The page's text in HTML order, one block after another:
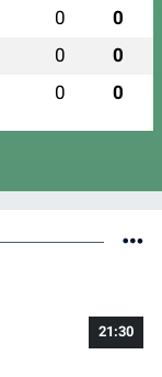
0 0
0 0
0 0
21:30